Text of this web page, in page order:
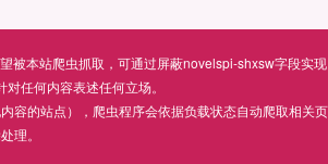
本站爬虫抓取，可通过屏蔽novelspi-shxsw字段实现
任何内容表述任何立场。
的站点），爬虫程序会依据负载状态自动爬取相关页
理。